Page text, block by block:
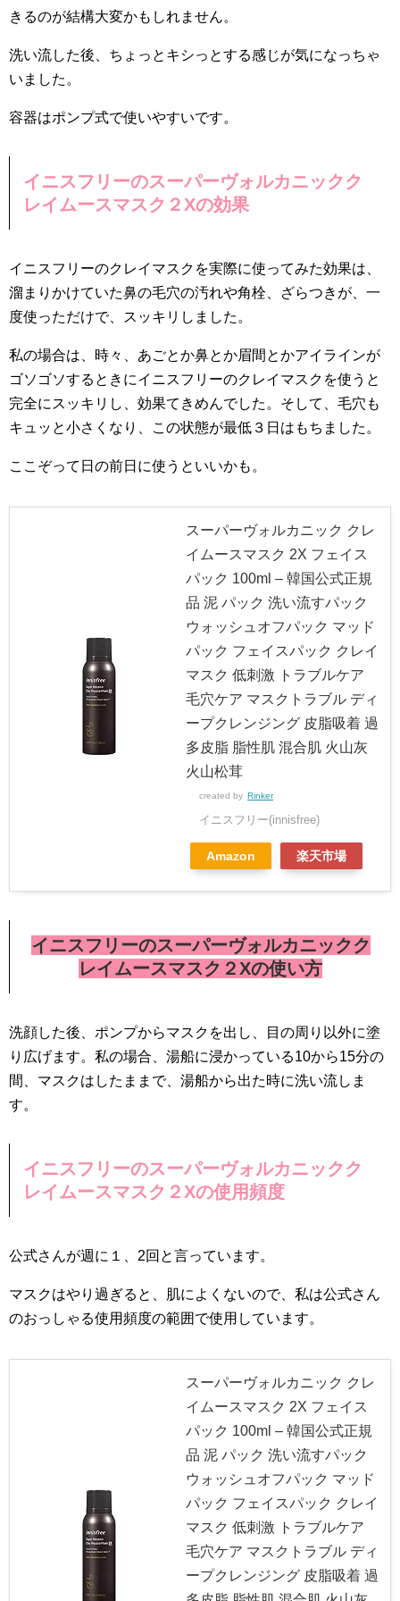
きるのが結構大変かもしれません。
洗い流した後、ちょっとキシっとする感じが気になっちゃ
いました。
容器はポンプ式で使いやすいです。
イニスフリーのスーパーヴォルカニックク
レイムースマスク２Xの効果
イニスフリーのクレイマスクを実際に使ってみた効果は、
溜まりかけていた鼻の毛穴の汚れや角栓、ざらつきが、一
度使っただけで、スッキリしました。
私の場合は、時々、あごとか鼻とか眉間とかアイラインが
ゴソゴソするときにイニスフリーのクレイマスクを使うと
完全にスッキリし、効果てきめんでした。そして、毛穴も
キュッと小さくなり、この状態が最低３日はもちました。
ここぞって日の前日に使うといいかも。
スーパーヴォルカニック クレ
イムースマスク 2X フェイス
パック 100ml – 韓国公式正規
品 泥 パック 洗い流すパック
ウォッシュオフパック マッド
パック フェイスパック クレイ
マスク 低刺激 トラブルケア
毛穴ケア マスクトラブル ディ
ープクレンジング 皮脂吸着 過
多皮脂 脂性肌 混合肌 火山灰
火山松茸
created by Rinker
イニスフリー(innisfree)
Amazon 楽天市場
イニスフリーのスーパーヴォルカニックク
レイムースマスク２Xの使い方
洗顔した後、ポンプからマスクを出し、目の周り以外に塗
り広げます。私の場合、湯船に浸かっている10から15分の
間、マスクはしたままで、湯船から出た時に洗い流しま
す。
イニスフリーのスーパーヴォルカニックク
レイムースマスク２Xの使用頻度
公式さんが週に１、2回と言っています。
マスクはやり過ぎると、肌によくないので、私は公式さん
のおっしゃる使用頻度の範囲で使用しています。
スーパーヴォルカニック クレ
イムースマスク 2X フェイス
パック 100ml – 韓国公式正規
品 泥 パック 洗い流すパック
ウォッシュオフパック マッド
パック フェイスパック クレイ
マスク 低刺激 トラブルケア
毛穴ケア マスクトラブル ディ
ープクレンジング 皮脂吸着 過